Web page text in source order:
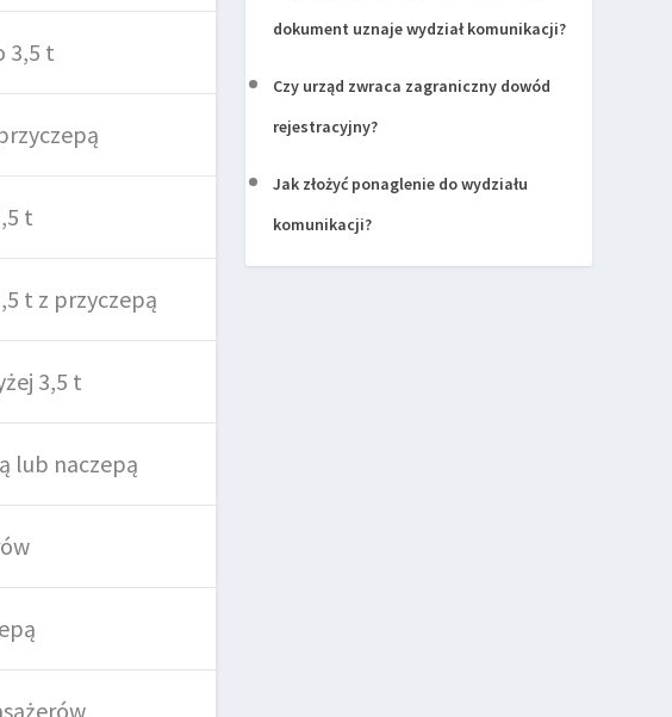
3,5 t
t
t z przyczepą
3,5 t
lub naczepą
dokument uznaje wydział komunikacji?
Czy urząd zwraca zagraniczny dowód
rejestracyjny?
Jak złożyć ponaglenie do wydziału
komunikacji?